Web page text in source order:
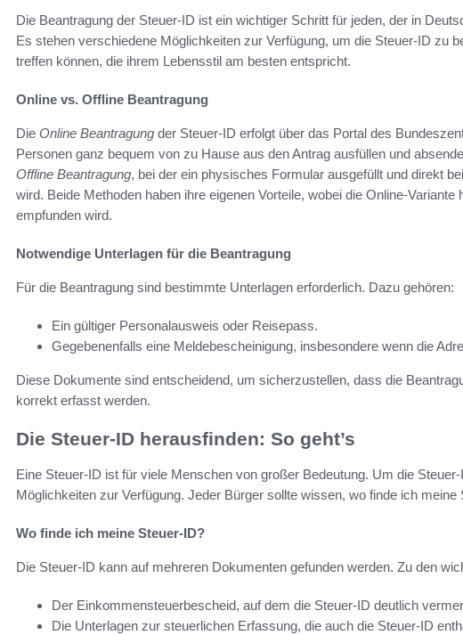
Die Beantragung der Steuer-ID ist ein wichtiger Schritt für jeden, der in
Es stehen verschiedene Möglichkeiten zur Verfügung, um die Steuer-ID zu
treffen können, die ihrem Lebensstil am besten entspricht.
Online vs. Offline Beantragung
Die Online Beantragung der Steuer-ID erfolgt über das Portal des
Personen ganz bequem von zu Hause aus den Antrag ausfüllen und
Offline Beantragung, bei der ein physisches Formular ausgefüllt und direkt
wird. Beide Methoden haben ihre eigenen Vorteile, wobei die Online-
empfunden wird.
Notwendige Unterlagen für die Beantragung
Für die Beantragung sind bestimmte Unterlagen erforderlich. Dazu gehören:
Ein gültiger Personalausweis oder Reisepass.
Gegebenenfalls eine Meldebescheinigung, insbesondere wenn die
Diese Dokumente sind entscheidend, um sicherzustellen, dass die
korrekt erfasst werden.
Die Steuer-ID herausfinden: So geht’s
Eine Steuer-ID ist für viele Menschen von großer Bedeutung. Um die
Möglichkeiten zur Verfügung. Jeder Bürger sollte wissen, wo finde ich meine
Wo finde ich meine Steuer-ID?
Die Steuer-ID kann auf mehreren Dokumenten gefunden werden. Zu den
Der Einkommensteuerbescheid, auf dem die Steuer-ID deutlich
Die Unterlagen zur steuerlichen Erfassung, die auch die Steuer-ID